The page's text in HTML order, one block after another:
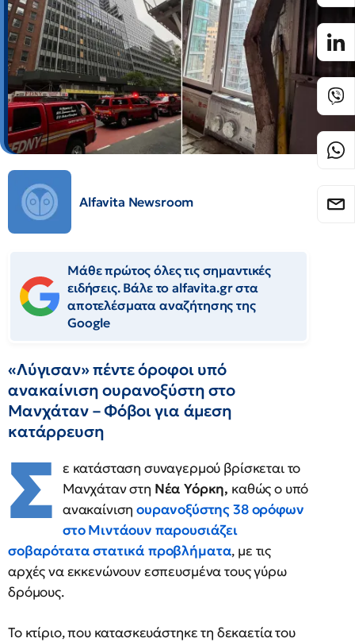
Alfavita Newsroom
Μάθε πρώτος όλες τις σημαντικές
ειδήσεις. Βάλε το alfavita.gr στα
αποτελέσματα αναζήτησης της
Google
«Λύγισαν» πέντε όροφοι υπό
ανακαίνιση ουρανοξύστη στο
Μανχάταν – Φόβοι για άμεση
κατάρρευση
Σ ε κατάσταση συναγερμού βρίσκεται το
Μανχάταν στη Νέα Υόρκη, καθώς ο υπό
ανακαίνισηουρανοξύστης 38 ορόφων
στο Μιντάουν παρουσιάζει
σοβαρότατα στατικά προβλήματα, με τις
αρχές να εκκενώνουν εσπευσμένα τους γύρω
δρόμους.
Το κτίριο, που κατασκευάστηκε τη δεκαετία του